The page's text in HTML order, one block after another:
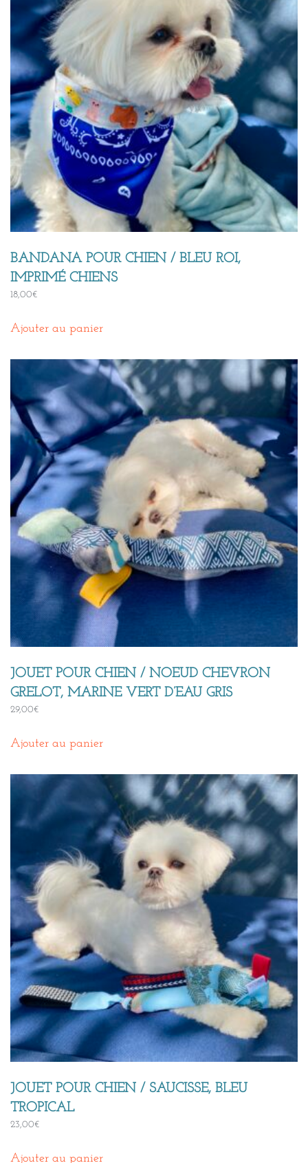
BANDANA POUR CHIEN / BLEU ROI,
IMPRIMÉ CHIENS
18,00€
Ajouter au panier
JOUET POUR CHIEN / NOEUD CHEVRON
GRELOT, MARINE VERT D’EAU GRIS
29,00€
Ajouter au panier
JOUET POUR CHIEN / SAUCISSE, BLEU
TROPICAL
23,00€
Ajouter au panier